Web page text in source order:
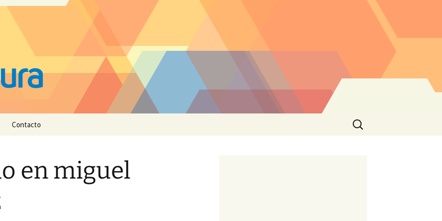
Contacto
Buscar:
en miguel